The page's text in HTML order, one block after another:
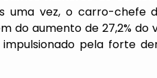
uma vez, o carro-chefe
do aumento de 27,2%
impulsionado pela forte